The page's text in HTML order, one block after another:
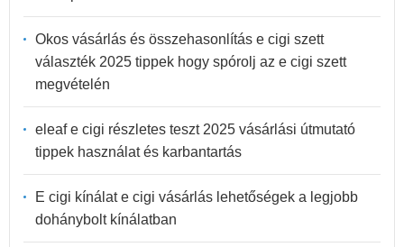
Okos vásárlás és összehasonlítás e cigi szett
választék 2025 tippek hogy spórolj az e cigi szett
megvételén
eleaf e cigi részletes teszt 2025 vásárlási útmutató
tippek használat és karbantartás
E cigi kínálat e cigi vásárlás lehetőségek a legjobb
dohánybolt kínálatban